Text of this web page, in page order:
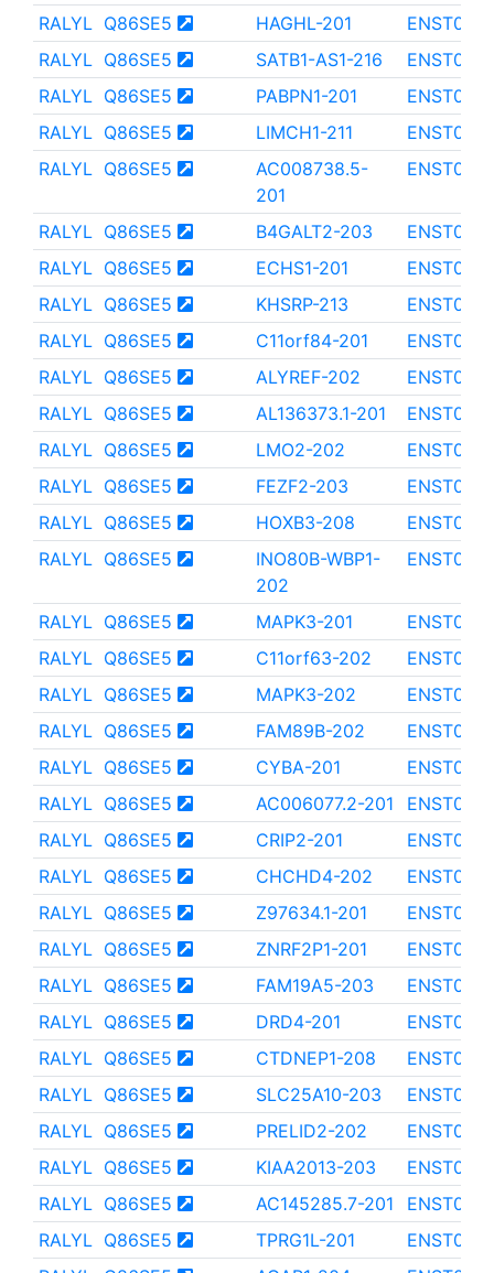
RALYL Q86SE5 HAGHL-201
RALYL Q86SE5 SATB1-AS1-216
RALYL Q86SE5 PABPN1-201
RALYL Q86SE5 LIMCH1-211
RALYL Q86SE5
AC008738.5-
201
RALYL Q86SE5 B4GALT2-203
RALYL Q86SE5 ECHS1-201
RALYL Q86SE5 KHSRP-213
RALYL Q86SE5 C11orf84-201
RALYL Q86SE5 ALYREF-202
RALYL Q86SE5 AL136373.1-201
RALYL Q86SE5 LMO2-202
RALYL Q86SE5 FEZF2-203
RALYL Q86SE5 HOXB3-208
RALYL Q86SE5
INO80B-WBP1-
202
RALYL Q86SE5 MAPK3-201
RALYL Q86SE5 C11orf63-202
RALYL Q86SE5 MAPK3-202
RALYL Q86SE5 FAM89B-202
RALYL Q86SE5 CYBA-201
RALYL Q86SE5 AC006077.2-201
RALYL Q86SE5 CRIP2-201
RALYL Q86SE5 CHCHD4-202
RALYL Q86SE5 Z97634.1-201
RALYL Q86SE5 ZNRF2P1-201
RALYL Q86SE5 FAM19A5-203
RALYL Q86SE5 DRD4-201
RALYL Q86SE5 CTDNEP1-208
RALYL Q86SE5 SLC25A10-203
RALYL Q86SE5 PRELID2-202
RALYL Q86SE5 KIAA2013-203
RALYL Q86SE5 AC145285.7-201
RALYL Q86SE5 TPRG1L-201